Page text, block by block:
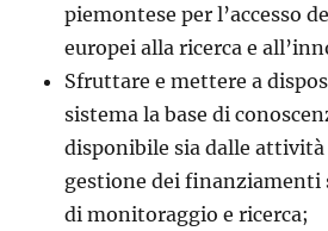
piemontese per l’accesso
europei alla ricerca e
Sfruttare e mettere a
sistema la base di
disponibile sia dalle
gestione dei finanziamenti
di monitoraggio e ricerca;